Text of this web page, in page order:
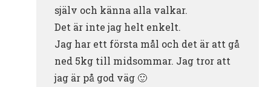
själv och känna alla valkar.
Det är inte jag helt enkelt.
Jag har ett första mål och det är att gå
ned 5kg till midsommar. Jag tror att
jag är på god väg 🙂